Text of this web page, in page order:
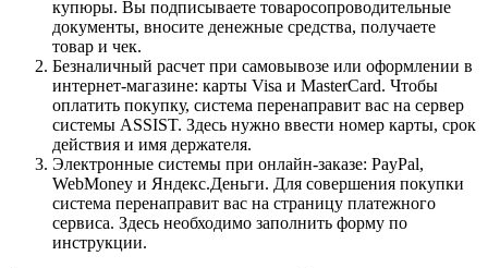
купюры. Вы подписываете товаросопроводительные
документы, вносите денежные средства, получаете
товар и чек.
Безналичный расчет при самовывозе или оформлении в
интернет-магазине: карты Visa и MasterCard. Чтобы
оплатить покупку, система перенаправит вас на сервер
системы ASSIST. Здесь нужно ввести номер карты, срок
действия и имя держателя.
Электронные системы при онлайн-заказе: PayPal,
WebMoney и Яндекс.Деньги. Для совершения покупки
система перенаправит вас на страницу платежного
сервиса. Здесь необходимо заполнить форму по
инструкции.